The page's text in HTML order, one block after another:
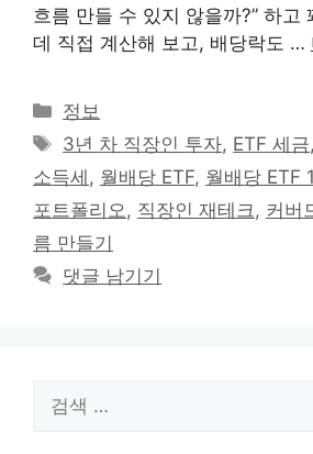
흐름 만들 수 있지 않을까?” 하고
데 직접 계산해 보고, 배당락도 …
카
테
리
정보
태
그
3년 차 직장인 투자, ETF 세금,
소득세 , 월배당 ETF, 월배당 ETF
포트폴리오 , 직장인 재테크 , 커버
름 만들기
댓글 남기기
색: